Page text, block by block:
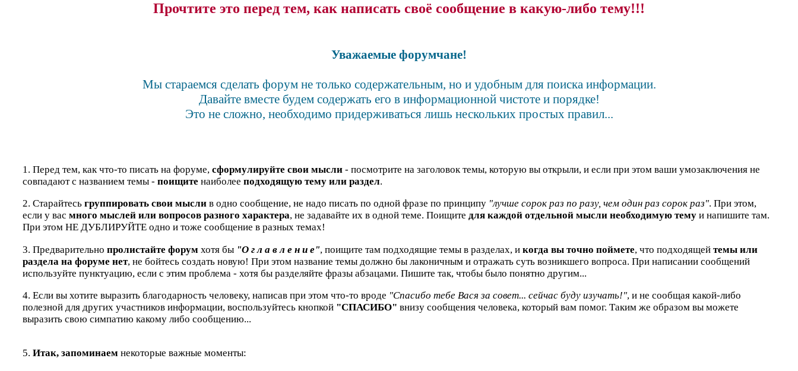
Прочтите это перед тем, как написать своё сообщение в какую-либо тему!!!
Уважаемые форумчане!
Мы стараемся сделать форум не только содержательным, но и удобным для поиска информации.
Давайте вместе будем содержать его в информационной чистоте и порядке!
Это не сложно, необходимо придерживаться лишь нескольких простых правил...
1. Перед тем, как что-то писать на форуме, сформулируйте свои мысли - посмотрите на заголовок темы, которую вы открыли, и если при этом ваши умозаключения не
совпадают с названием темы - поищите наиболее подходящую тему или раздел.
2. Старайтесь группировать свои мысли в одно сообщение, не надо писать по одной фразе по принципу "лучше сорок раз по разу, чем один раз сорок раз". При этом,
если у вас много мыслей или вопросов разного характера, не задавайте их в одной теме. Поищите для каждой отдельной мысли необходимую тему и напишите там.
При этом НЕ ДУБЛИРУЙТЕ одно и тоже сообщение в разных темах!
3. Предварительно пролистайте форум хотя бы "О г л а в л е н и е", поищите там подходящие темы в разделах, и когда вы точно поймете, что подходящей темы или
раздела на форуме нет, не бойтесь создать новую! При этом название темы должно бы лаконичным и отражать суть возникшего вопроса. При написании сообщений
используйте пунктуацию, если с этим проблема - хотя бы разделяйте фразы абзацами. Пишите так, чтобы было понятно другим...
4. Если вы хотите выразить благодарность человеку, написав при этом что-то вроде "Спасибо тебе Вася за совет... сейчас буду изучать!", и не сообщая какой-либо
полезной для других участников информации, воспользуйтесь кнопкой "СПАСИБО" внизу сообщения человека, который вам помог. Таким же образом вы можете
выразить свою симпатию какому либо сообщению...
5. Итак, запоминаем некоторые важные моменты: